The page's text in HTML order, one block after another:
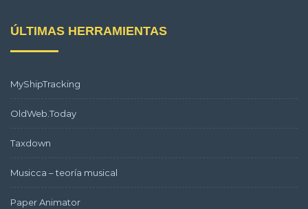
ÚLTIMAS HERRAMIENTAS
MyShipTracking
OldWeb.Today
Taxdown
Musicca – teoría musical
Paper Animator